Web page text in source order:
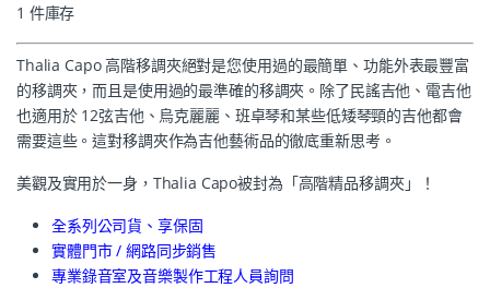
1 件庫存
Thalia Capo 高階移調夾絕對是您使用過的最簡單、功能外表最豐富
的移調夾，而且是使用過的最準確的移調夾。除了民謠吉他、電吉他
也適用於 12弦吉他、烏克麗麗、班卓琴和某些低矮琴頸的吉他都會
需要這些。這對移調夾作為吉他藝術品的徹底重新思考。
美觀及實用於一身，Thalia Capo被封為「高階精品移調夾」！
全系列公司貨、享保固
實體門市 / 網路同步銷售
專業錄音室及音樂製作工程人員詢問